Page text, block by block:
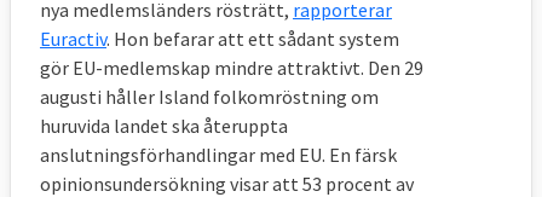
nya medlemsländers rösträtt, rapporterar
Euractiv. Hon befarar att ett sådant system
gör EU-medlemskap mindre attraktivt. Den 29
augusti håller Island folkomröstning om
huruvida landet ska återuppta
anslutningsförhandlingar med EU. En färsk
opinionsundersökning visar att 53 procent av